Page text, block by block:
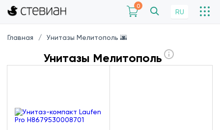
0
RU
Главная Унитазы Мелитополь 🌆
Унитазы Мелитополь